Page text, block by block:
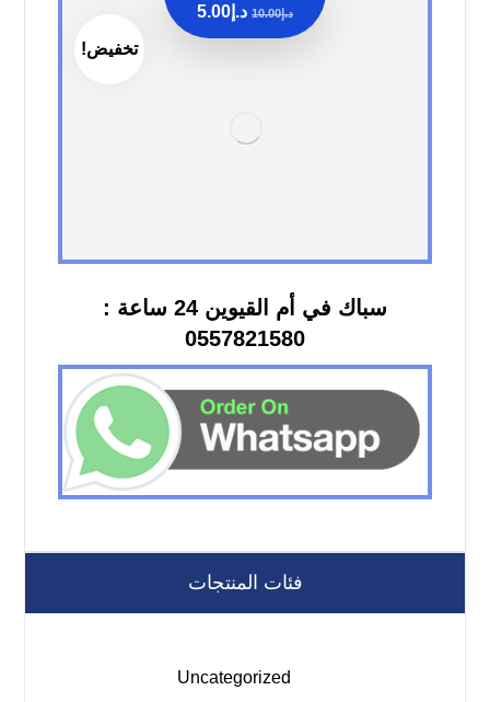
تخفيض!
سباك في أم القيوين 24 ساعة :
0557821580
د.إ10.00 د.إ 5.00
فئات المنتجات
Uncategorized